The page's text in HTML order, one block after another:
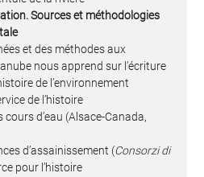
Sources et méthodologies
et des méthodes aux
nous apprend sur l’écriture
de l’environnement
de l’histoire
d’eau (Alsace-Canada,
d’assainissement (Consorzi di
pour l’histoire